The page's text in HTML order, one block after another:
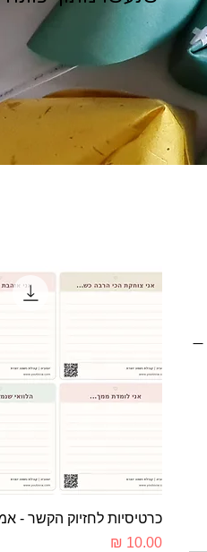
תצוגה מהירה
כרטיסיות לחזיוק הקשר -
מחיר